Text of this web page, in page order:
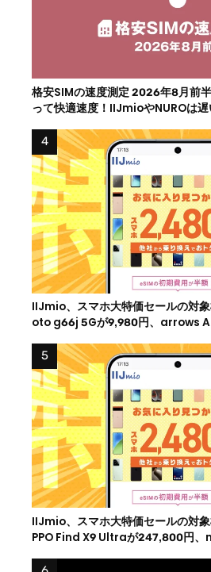
格安SIMの速度測定 2026年8月前
って快適速度！IIJmioやNUROは遅
IIJmio、スマホ大特価セールの対
oto g66j 5Gが9,980円、arrows
IIJmio、スマホ大特価セールの対
PPO Find X9 Ultraが247,800円